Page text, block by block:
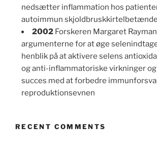
nedsætter inflammation hos
autoimmun
2002 Forskeren Margaret
argumenterne for at øge
henblik på at aktivere selens
og anti-inflammatoriske virkninger
succes med at forbedre
reproduktionsevnen
RECENT COMMENTS